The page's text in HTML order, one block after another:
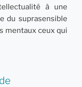
à une
du suprasensible
mentaux ceux qui